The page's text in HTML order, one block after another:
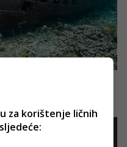
za korištenje ličnih